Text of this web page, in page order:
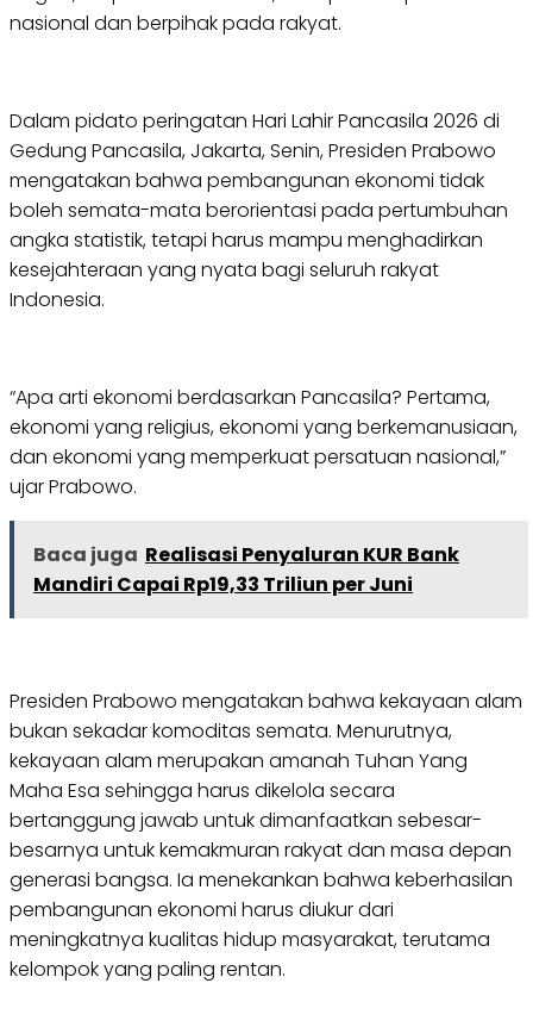
nasional dan berpihak pada rakyat.
Dalam pidato peringatan Hari Lahir Pancasila 2026 di
Gedung Pancasila, Jakarta, Senin, Presiden Prabowo
mengatakan bahwa pembangunan ekonomi tidak
boleh semata-mata berorientasi pada pertumbuhan
angka statistik, tetapi harus mampu menghadirkan
kesejahteraan yang nyata bagi seluruh rakyat
Indonesia.
“Apa arti ekonomi berdasarkan Pancasila? Pertama,
ekonomi yang religius, ekonomi yang berkemanusiaan,
dan ekonomi yang memperkuat persatuan nasional,”
ujar Prabowo.
Baca juga Realisasi Penyaluran KUR Bank
Mandiri Capai Rp19,33 Triliun per Juni
Presiden Prabowo mengatakan bahwa kekayaan alam
bukan sekadar komoditas semata. Menurutnya,
kekayaan alam merupakan amanah Tuhan Yang
Maha Esa sehingga harus dikelola secara
bertanggung jawab untuk dimanfaatkan sebesar-
besarnya untuk kemakmuran rakyat dan masa depan
generasi bangsa. Ia menekankan bahwa keberhasilan
pembangunan ekonomi harus diukur dari
meningkatnya kualitas hidup masyarakat, terutama
kelompok yang paling rentan.